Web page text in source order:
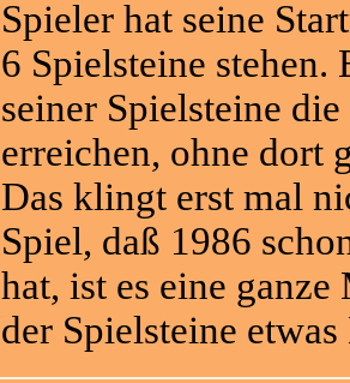
Spieler hat seine
6 Spielsteine
seiner Spielsteine
erreichen, ohne dort
Das klingt erst mal
Spiel, daß 1986
hat, ist es eine
der Spielsteine